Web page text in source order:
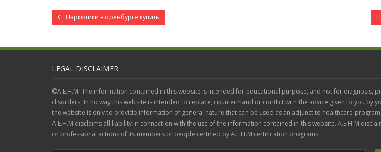
Наркотики в оренбурге купить
LEGAL DISCLAIMER
©A.E.H.M. The information contained in this website is intended for educational purpose, and not for diagnosis,
disorders. In no way this website is intended to replace, countermand or conflict with the advice given to you by
the website is only to provide information of general nature that can be used as an adjunct to healthcare
A.E.H.M disclaims all liability in connection with the use of the information contained in this website. A.E.H.M
or professional actions of its members or people certified by A.E.H.M certification programs.